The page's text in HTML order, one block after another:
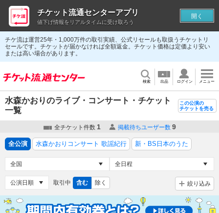
チケ流は運営25年・1,000万件の取引実績、公式リセールも取扱うチケットリ
セールです。チケットが届かなければ全額返金。チケット価格は定価より安い
または高い場合があります。
検索 出品 ログイン メニュー
水森かおりのライブ・コンサート・チケット
一覧
この公演の
チケットを売る
全チケット件数 1 掲載待ちユーザー数 9
全公演 水森かおりコンサート 歌謡紀行 新・BS日本のうた
取引中 含む 除く 絞り込み
チケット流通センターアプリ
値下げ情報をリアルタイムに受け取ろう
開く